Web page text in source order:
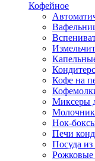
Кофейное
Кофе на
Миксеры
Нок-
Печи
Посуда